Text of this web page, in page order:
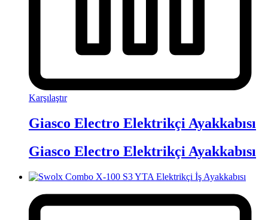
Karşılaştır
Giasco Electro Elektrikçi Ayakkabısı
Giasco Electro Elektrikçi Ayakkabısı